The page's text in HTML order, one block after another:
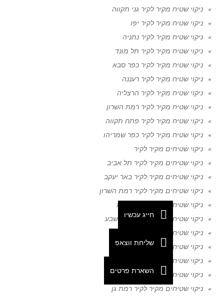
ניקוי שטיח מקיר לקיר גני תקווה
ניקוי שטיח מקיר לקיר יפו
ניקוי שטיח מקיר לקיר נתניה
ניקוי שטיח מקיר לקיר תל מונד
ניקוי שטיח מקיר לקיר כפר סבא
ניקוי שטיח מקיר לקיר רעננה
ניקוי שטיח מקיר לקיר הרצליה
ניקוי שטיח מקיר לקיר רמת השרון
ניקוי שטיח מקיר לקיר פתח תקווה
ניקוי שטיח מקיר לקיר כפר שמריהו
ניקוי שטיחים מקיר לקיר
ניקוי שטיחים מקיר לקיר תל אביב
ניקוי שטיחים מקיר לקיר באר יעקב
ניקוי שטיחים מקיר לקיר רמת השרון
ניקוי שטיחים מקיר לקיר חיפה
ניקוי שטיחים מקיר לקיר באר שבע
ניקוי שטיחים מקיר לקיר רחובות
ניקוי שטיחים מקיר לקיר בחיפה
ניקוי שטיחים מקיר לקיר ירושלים
ניקוי שטיחים מקיר לקיר בצפון
ניקוי שטיחים מקיר לקיר רמת גן
חייג עכשיו
שליחת ווצאפ
השארת פרטים